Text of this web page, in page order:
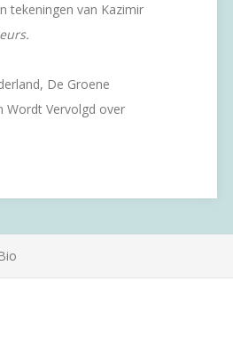
tekeningen van Kazimir
De Groene
Wordt Vervolgd over
Bio